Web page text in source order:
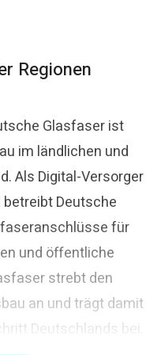
Regionen
Glasfaser ist
im ländlichen und
Als Digital-Versorger
betreibt Deutsche
für
und öffentliche
strebt den
an und trägt damit
Deutschlands bei.